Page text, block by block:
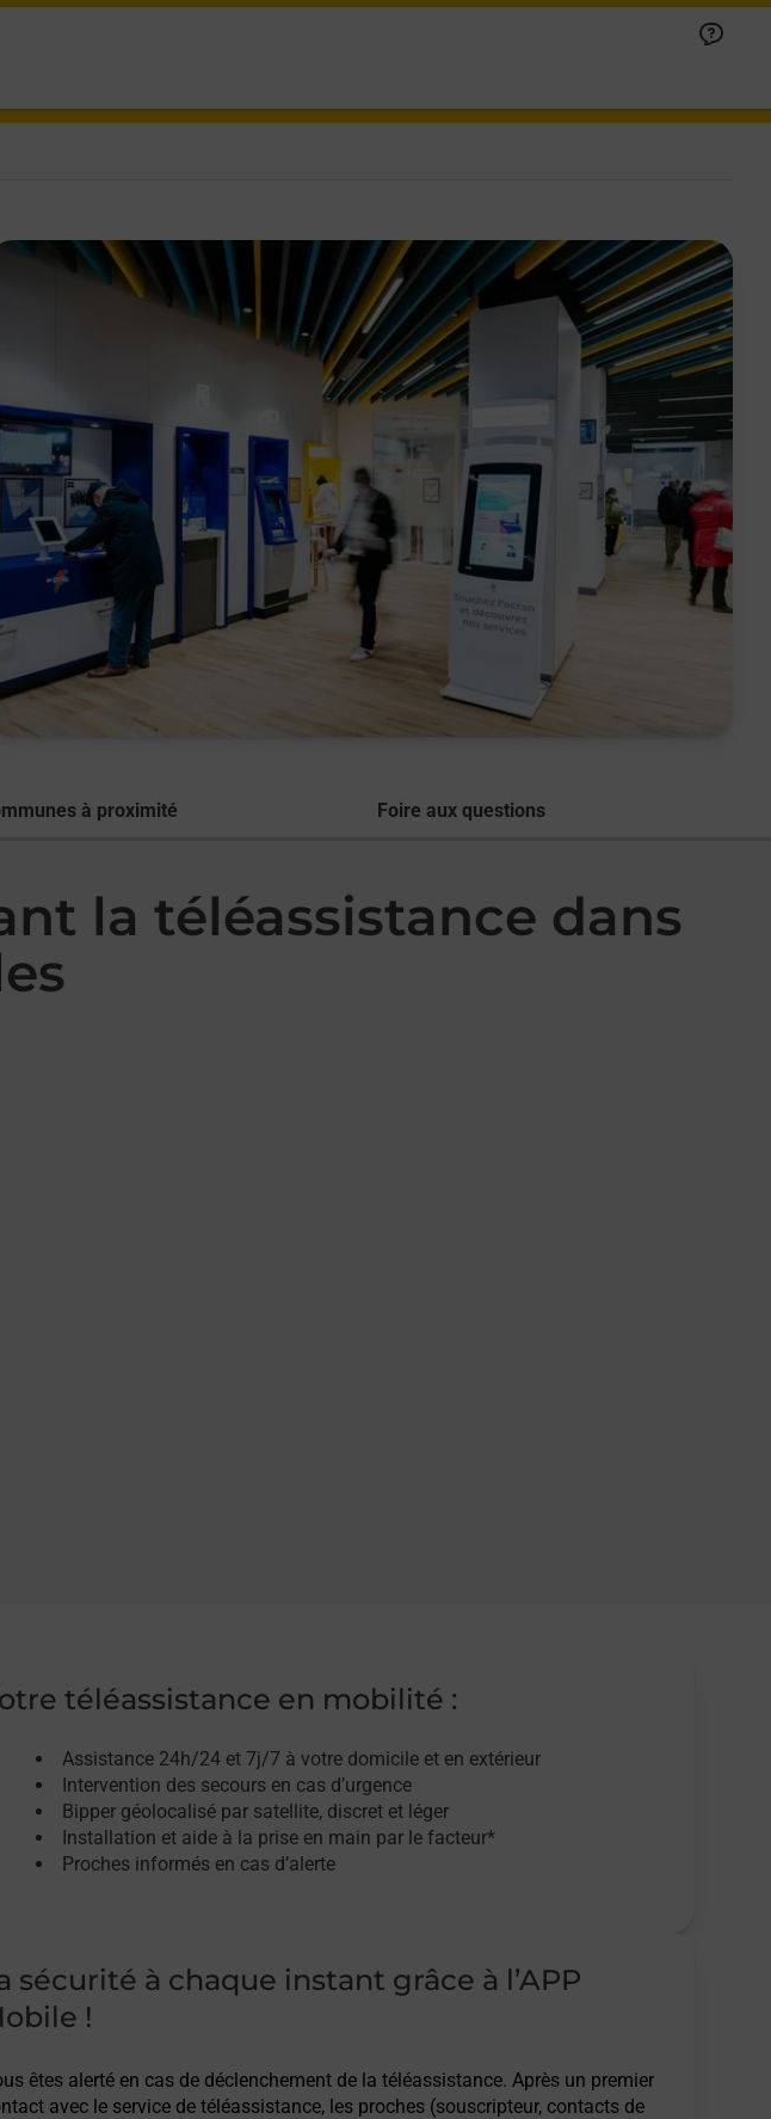
à proximité Foire aux questions
la téléassistance dans
téléassistance en mobilité :
Assistance 24h/24 et 7j/7 à votre domicile et en extérieur
Intervention des secours en cas d’urgence
Bipper géolocalisé par satellite, discret et léger
Installation et aide à la prise en main par le facteur*
Proches informés en cas d’alerte
sécurité à chaque instant grâce à l’APP
!
êtes alerté en cas de déclenchement de la téléassistance. Après un premier
avec le service de téléassistance, les proches (souscripteur, contacts de